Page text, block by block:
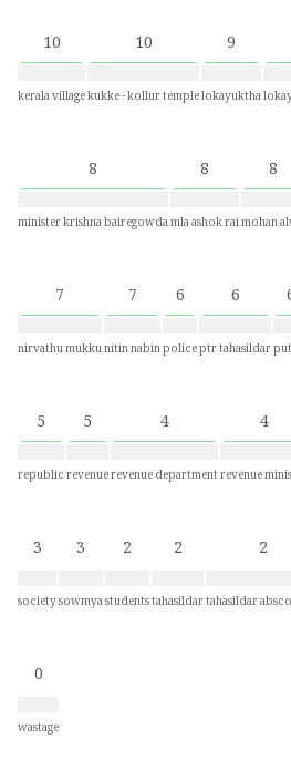
10
kerala village
10
kukke - kollur temple
9
lokayuktha
8
minister krishna bairegowda
8
mla ashok rai
8
mohan
7
nirvathu mukku
7
nitin nabin
6
police
6
ptr tahasildar
5
republic
5
revenue
4
revenue department
4
revenue
3
society
3
sowmya
2
students
2
tahasildar
2
tahasildar
0
wastage